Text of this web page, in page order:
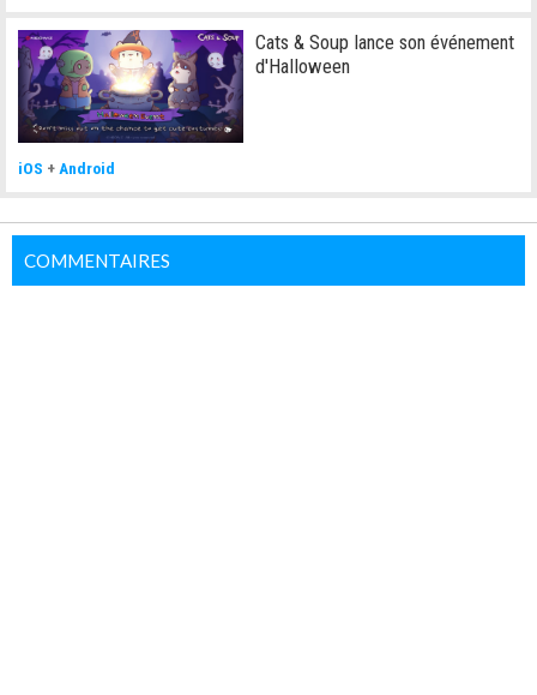
Cats & Soup lance son événement
d'Halloween
iOS +Android
COMMENTAIRES